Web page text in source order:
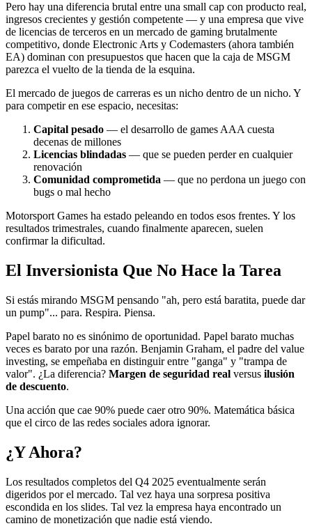
Pero hay una diferencia brutal entre una small cap con producto real,
ingresos crecientes y gestión competente — y una empresa que vive
de licencias de terceros en un mercado de gaming brutalmente
competitivo, donde Electronic Arts y Codemasters (ahora también
EA) dominan con presupuestos que hacen que la caja de MSGM
parezca el vuelto de la tienda de la esquina.
El mercado de juegos de carreras es un nicho dentro de un nicho. Y
para competir en ese espacio, necesitas:
Capital pesado — el desarrollo de games AAA cuesta
decenas de millones
Licencias blindadas — que se pueden perder en cualquier
renovación
Comunidad comprometida — que no perdona un juego con
bugs o mal hecho
Motorsport Games ha estado peleando en todos esos frentes. Y los
resultados trimestrales, cuando finalmente aparecen, suelen
confirmar la dificultad.
El Inversionista Que No Hace la Tarea
Si estás mirando MSGM pensando "ah, pero está baratita, puede dar
un pump"... para. Respira. Piensa.
Papel barato no es sinónimo de oportunidad. Papel barato muchas
veces es barato por una razón. Benjamin Graham, el padre del value
investing, se empeñaba en distinguir entre "ganga" y "trampa de
valor". ¿La diferencia? Margen de seguridad real versus ilusión
de descuento.
Una acción que cae 90% puede caer otro 90%. Matemática básica
que el circo de las redes sociales adora ignorar.
¿Y Ahora?
Los resultados completos del Q4 2025 eventualmente serán
digeridos por el mercado. Tal vez haya una sorpresa positiva
escondida en los slides. Tal vez la empresa haya encontrado un
camino de monetización que nadie está viendo.